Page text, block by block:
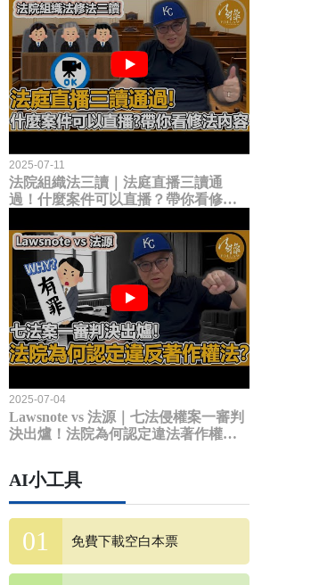
2025-07-11
法院組織法三讀｜法庭直播三讀通
過！什麼案件可以直播？帶你看修法
2025-07-04
Lawsnote vs 法源｜七法侵權案一審判
決出爐！法院為何認定違法著作權
AI小工具
免費下載空白本票